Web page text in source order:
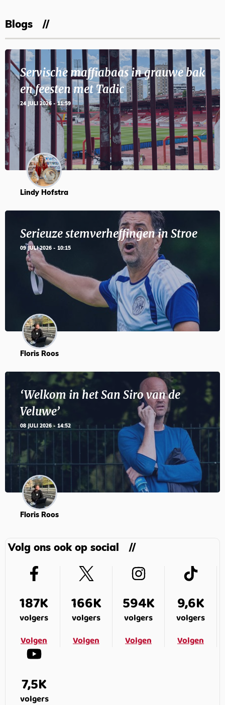
Blogs
Servische maffiabaas in grauwe bak
en feesten met Tadic
24 JULI 2026 - 11:59
Lindy Hofstra
Serieuze stemverheffingen in Stroe
09 JULI 2026 - 10:15
Floris Roos
‘Welkom in het San Siro van de
Veluwe’
08 JULI 2026 - 14:52
Floris Roos
Volg ons ook op social
187K
volgers
Volgen
166K
volgers
Volgen
594K
volgers
Volgen
9,6K
volgers
Volgen
7,5K
volgers